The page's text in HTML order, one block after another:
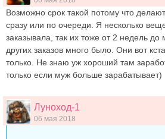
Возможно срок такой потому что
сразу или по очереди. Я несколько
заказывала, так их тоже от 2 недель
других заказов много было. Они вот
только. Не знаю уж хороший там
только если муж больше зарабатывает)
Луноход-1
06 мая 2018